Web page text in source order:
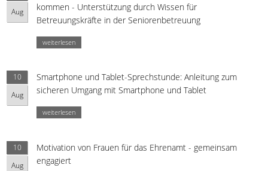
Aug
kommen - Unterstützung durch Wissen für
Betreuungskräfte in der Seniorenbetreuung
weiterlesen
10
Aug
Smartphone und Tablet-Sprechstunde: Anleitung zum
sicheren Umgang mit Smartphone und Tablet
weiterlesen
10
Aug
Motivation von Frauen für das Ehrenamt - gemeinsam
engagiert